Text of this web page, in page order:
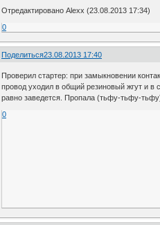
Отредактировано Alexx (23.08.2013 17:34)
0
Поделиться23.08.2013 17:40
Проверил стартер: при замыкновении
провод уходил в общий резиновый жгут и в
равно заведется. Пропала (тьфу-тьфу-
0